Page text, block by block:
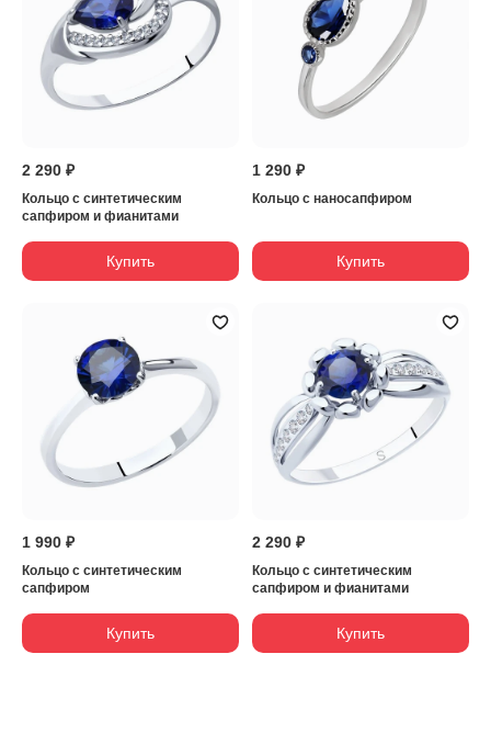
2 290 ₽
Кольцо с синтетическим
сапфиром и фианитами
Купить
1 290 ₽
Кольцо с наносапфиром
Купить
1 990 ₽
Кольцо с синтетическим
сапфиром
Купить
2 290 ₽
Кольцо с синтетическим
сапфиром и фианитами
Купить